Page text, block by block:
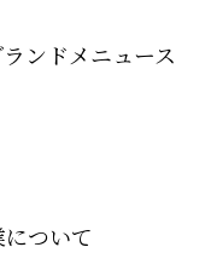
ンドメニュース
ついて